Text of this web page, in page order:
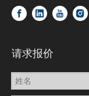
请求报价